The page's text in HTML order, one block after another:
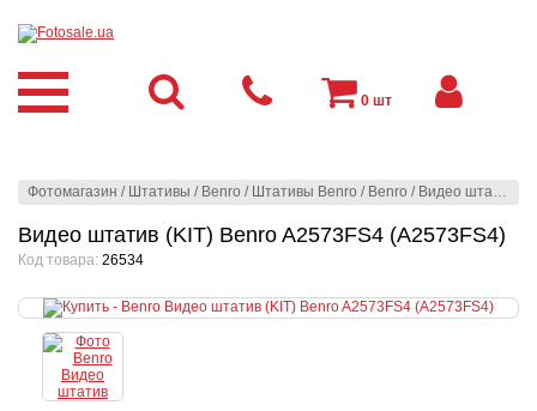
Фотомагазин / Штативы / Benro / Штативы Benro / Benro / Видео штатив (KIT) Benro A2573FS4 (A2573FS4)
Видео штатив (KIT) Benro A2573FS4 (A2573FS4)
Код товара: 26534
0 шт